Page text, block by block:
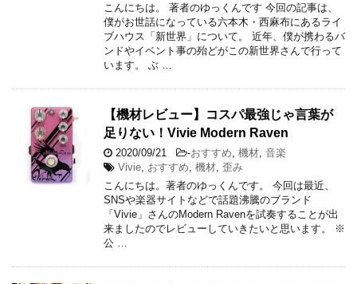
こんにちは。 著者のゆっくんです 今回の記事は、
僕がお世話になっている六本木・西麻布にあるライ
ブハウス「新世界」について。 近年、僕が携わるバ
ンドやイベント事の殆どがこの新世界さんで行って
います。 ぶ …
【機材レビュー】コスパ最強じゃ言葉が
足りない！Vivie Modern Raven
2020/09/21 -おすすめ 機材 音楽
Vivie おすすめ 機材 歪み
こんにちは。著者のゆっくんです。 今回は最近、
SNSや楽器サイトなどで話題沸騰のブランド
「Vivie」さんのModern Ravenを試奏することが出
来ましたのでレビューしていきたいと思います。 ※
公 …